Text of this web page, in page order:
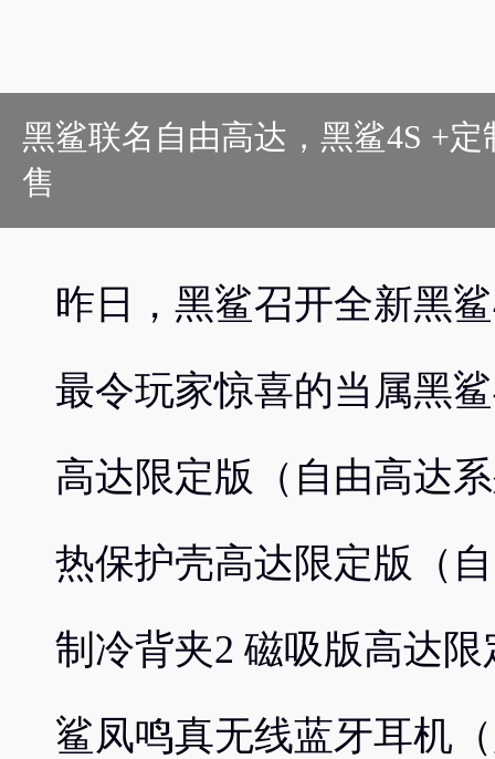
黑鲨联名自由高达，黑鲨4S +
售
昨日，黑鲨召开全新黑
最令玩家惊喜的当属黑
高达限定版（自由高达
热保护壳高达限定版（
制冷背夹2 磁吸版高达
鲨凤鸣真无线蓝牙耳机